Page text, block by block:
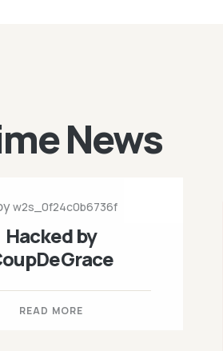
News
w2s_0f24c0b6736f
Hacked by
READ MORE